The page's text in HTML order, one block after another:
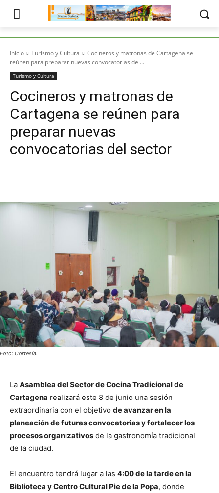
Inicio Turismo y Cultura
Cocineros y matronas de Cartagena se
reúnen para preparar nuevas convocatorias del...
Turismo y Cultura
Cocineros y matronas de
Cartagena se reúnen para
preparar nuevas
convocatorias del sector
Foto: Cortesía.
La Asamblea del Sector de Cocina Tradicional de
Cartagena realizará este 8 de junio una sesión
extraordinaria con el objetivo de avanzar en la
planeación de futuras convocatorias y fortalecer los
procesos organizativos de la gastronomía tradicional
de la ciudad.
El encuentro tendrá lugar a las 4:00 de la tarde en la
Biblioteca y Centro Cultural Pie de la Popa, donde